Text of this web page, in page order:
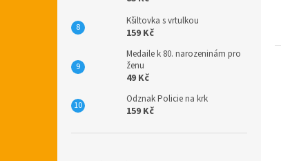
Kšiltovka s vrtulkou
159 Kč
Medaile k 80. narozeninám pro
ženu
49 Kč
Odznak Policie na krk
159 Kč